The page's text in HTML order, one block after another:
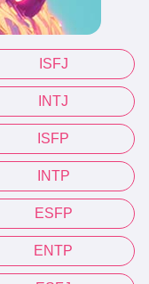
ISFJ
INTJ
ISFP
INTP
ESFP
ENTP